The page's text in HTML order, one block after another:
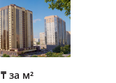
₸за м²